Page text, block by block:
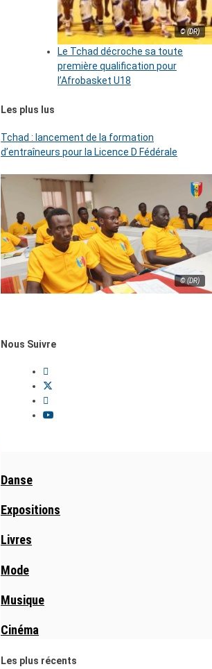
© (DR)
Le Tchad décroche sa toute
première qualification pour
l’Afrobasket U18
Les plus lus
Tchad : lancement de la formation
d’entraîneurs pour la Licence D Fédérale
© (DR)
Nous Suivre
Danse
Expositions
Livres
Mode
Musique
Cinéma
Les plus récents